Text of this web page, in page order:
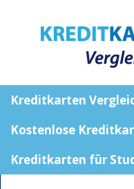
Kreditkarten
Kostenlose
Kreditkarten für